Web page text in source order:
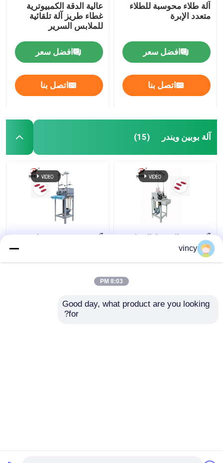
آلة طلاء محوسبة للطلاء
متعدد الإبرة
افضل سعر
اتصل بنا
عالية الدقة الكمبيوترية
غطاء طريز آلة تلقائية
للملابس السرير
افضل سعر
اتصل بنا
آلة بوبين ويندر (15)
آلة تدوير الخيوط الصناعية
الآلية
آلة بوبين ويندر ، قطن
اتصل بنا
vincy
8:03 PM
Good day, what product are you looking
for?